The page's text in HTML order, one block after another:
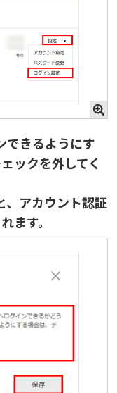
できるようにす
ックを外してく
、アカウント認証
ます。